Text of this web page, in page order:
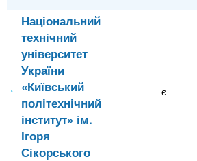
Національний
технічний
університет
України
«Київський
політехнічний
інститут» ім.
Ігоря
Сікорського
є